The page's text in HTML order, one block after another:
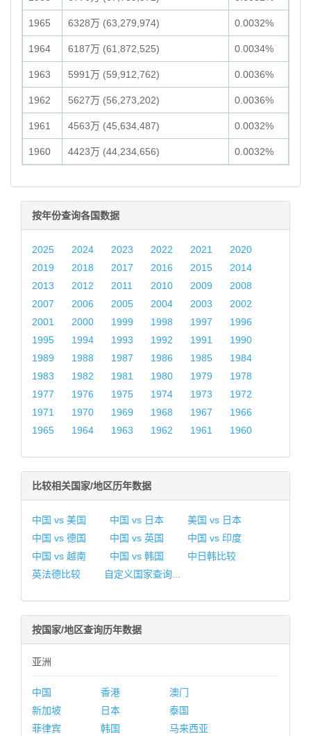
1965 6328万 (63,279,974) 0.0032%
1964 6187万 (61,872,525) 0.0034%
1963 5991万 (59,912,762) 0.0036%
1962 5627万 (56,273,202) 0.0036%
1961 4563万 (45,634,487) 0.0032%
1960 4423万 (44,234,656) 0.0032%
按年份查询各国数据
2025 2024 2023 2022 2021
2020
2019
2018 2017 2016 2015
2014
2013
2012 2011 2010 2009
2008
2007
2006 2005 2004 2003
2002
2001
2000 1999 1998 1997
1996
1995
1994 1993 1992 1991
1990
1989
1988 1987 1986 1985
1984
1983
1982 1981 1980 1979
1978
1977
1976 1975 1974 1973
1972
1971
1970 1969 1968 1967
1966
1965
1964 1963 1962 1961 1960
比较相关国家/地区历年数据
中国 vs 美国 中国 vs 日本
美国 vs 日本
中国 vs 德国
中国 vs 英国
中国 vs 印度
中国 vs 越南
中国 vs 韩国
中日韩比较
英法德比较
自定义国家查询...
按国家/地区查询历年数据
亚洲
中国 香港
澳门
新加坡
日本
泰国
菲律宾
韩国
马来西亚